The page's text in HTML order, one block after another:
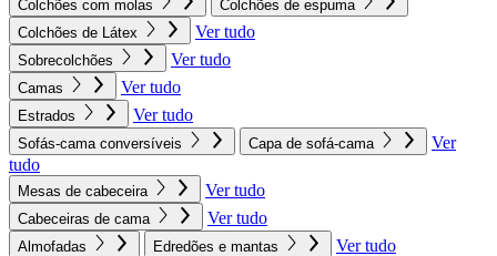
Colchões com molas
Colchões de espuma
Colchões de Látex
Ver tudo
Sobrecolchões Ver tudo
Camas Ver tudo
Estrados Ver tudo
Sofás-cama conversíveis Capa de sofá-cama
Ver
tudo
Mesas de cabeceira Ver tudo
Cabeceiras de cama Ver tudo
Almofadas Edredões e mantas Ver tudo